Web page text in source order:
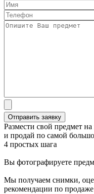
Размести свой предмет
и продай по самой
4 простых шага
Вы фотографируете
Мы получаем снимки,
рекомендации по продаже